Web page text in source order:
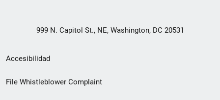
999 N. Capitol St., NE, Washington, DC 20531
Menú
de
Accesibilidad
File Whistleblower Complaint